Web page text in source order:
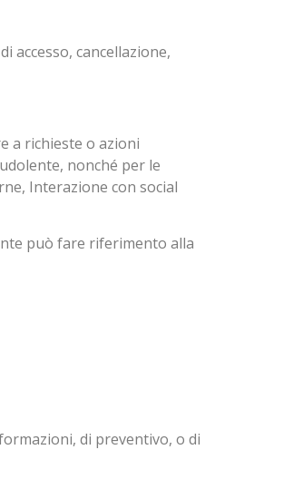
accesso, cancellazione,
a richieste o azioni
nonché per le
Interazione con social
può fare riferimento alla
di preventivo, o di